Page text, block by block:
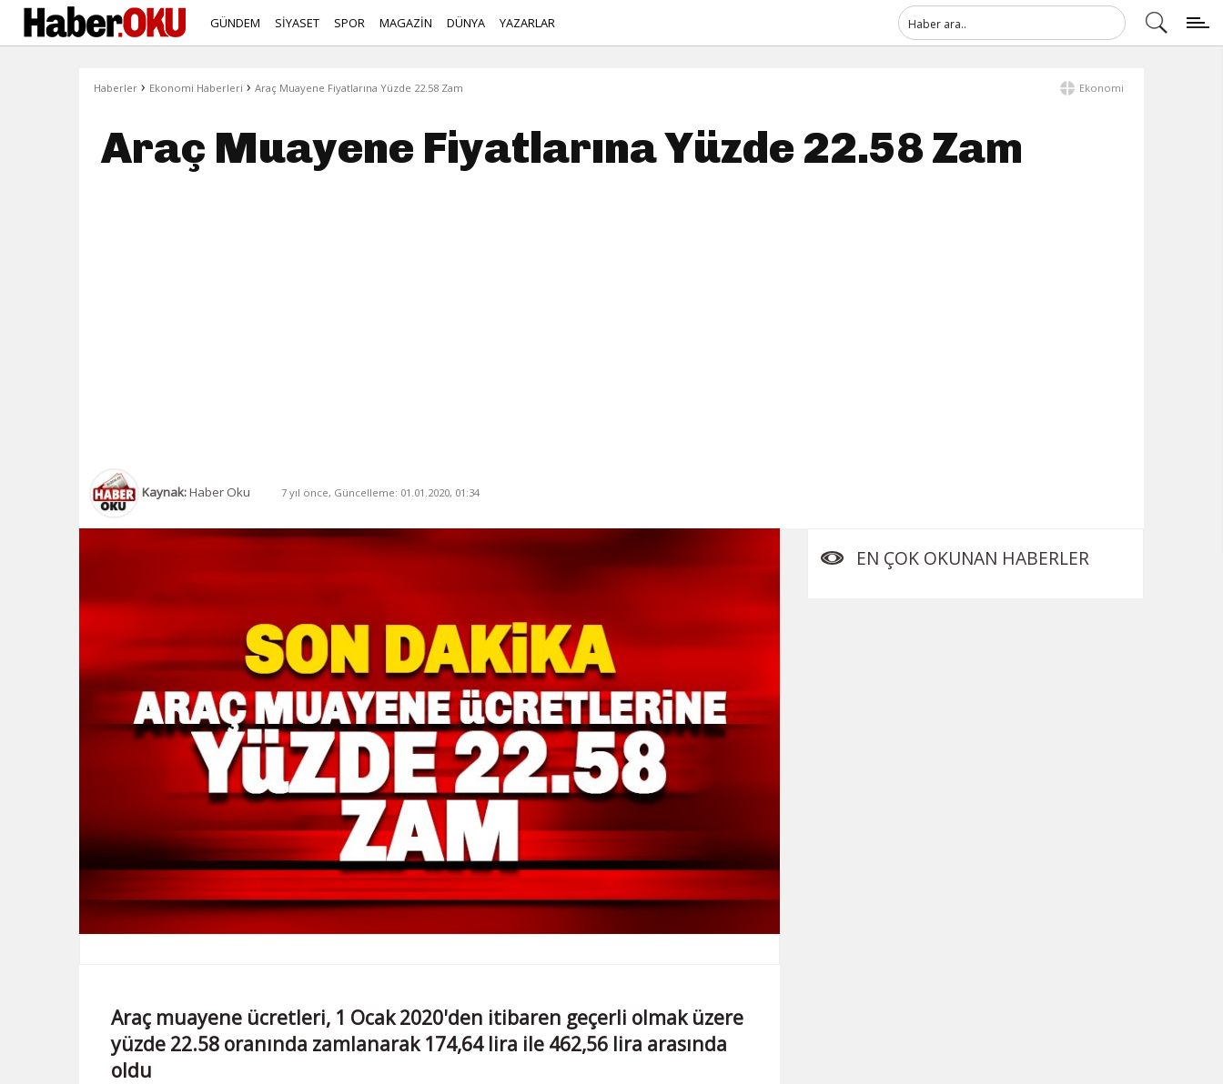
GÜNDEM SİYASET SPOR MAGAZİN DÜNYA YAZARLAR
Haberler › Ekonomi Haberleri › Araç Muayene Fiyatlarına Yüzde 22.58 Zam Ekonomi
Araç Muayene Fiyatlarına Yüzde 22.58 Zam
Kaynak:Haber Oku 7 yıl önce, Güncelleme: 01.01.2020, 01:34
Araç muayene ücretleri, 1 Ocak 2020'den itibaren geçerli olmak üzere
yüzde 22.58 oranında zamlanarak 174,64 lira ile 462,56 lira arasında
oldu
EN ÇOK OKUNAN HABERLER